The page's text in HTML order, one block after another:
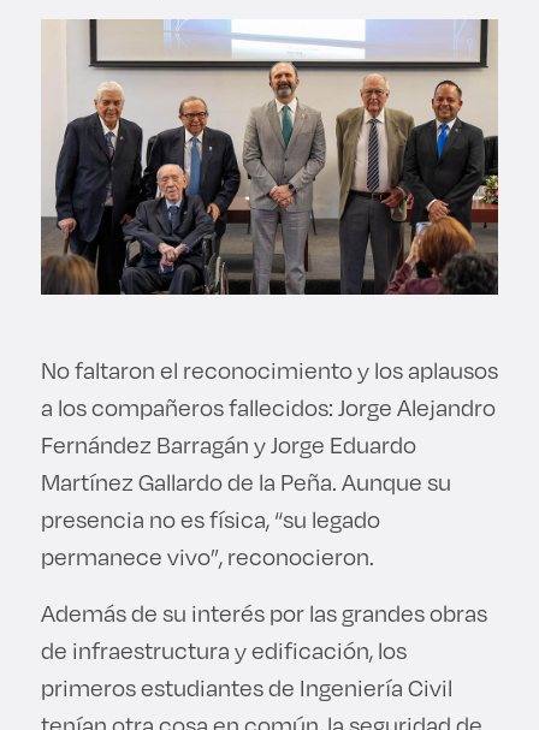
No faltaron el reconocimiento y los aplausos
a los compañeros fallecidos: Jorge Alejandro
Fernández Barragán y Jorge Eduardo
Martínez Gallardo de la Peña. Aunque su
presencia no es física, “su legado
permanece vivo”, reconocieron.
Además de su interés por las grandes obras
de infraestructura y edificación, los
primeros estudiantes de Ingeniería Civil